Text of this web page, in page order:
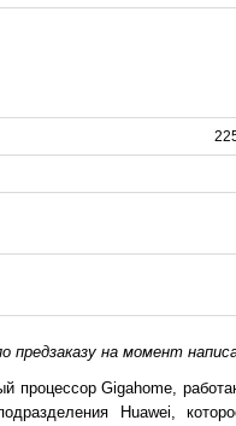
предзаказу на момент
процессор Gigahome,
Huawei,